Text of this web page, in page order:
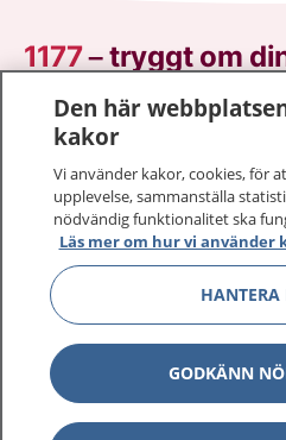
1177–tryggt om
På 1177.se får du råd om
sjukdomar och vilka
Logga in för att läsa din
vårdärenden. Ring
sjukvårdsrådgivning dygnet
1177 ger dig råd när du vill
Den här
kakor
Vi använder kakor, cookies, för
upplevelse, sammanställa
nödvändig funktionalitet ska
Läs mer om hur vi använder
HANTERA
GODKÄNN